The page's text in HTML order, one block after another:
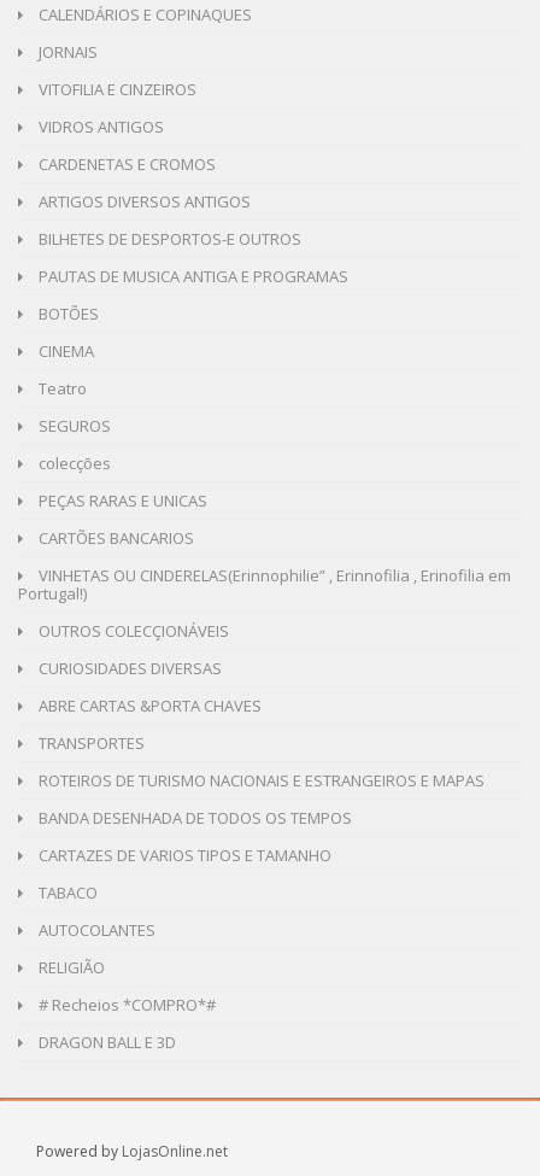
CALENDÁRIOS E COPINAQUES
JORNAIS
VITOFILIA E CINZEIROS
VIDROS ANTIGOS
CARDENETAS E CROMOS
ARTIGOS DIVERSOS ANTIGOS
BILHETES DE DESPORTOS-E OUTROS
PAUTAS DE MUSICA ANTIGA E PROGRAMAS
BOTÕES
CINEMA
Teatro
SEGUROS
colecções
PEÇAS RARAS E UNICAS
CARTÕES BANCARIOS
VINHETAS OU CINDERELAS(Erinnophilie” , Erinnofilia , Erinofilia em
Portugal!)
OUTROS COLECÇIONÁVEIS
CURIOSIDADES DIVERSAS
ABRE CARTAS &PORTA CHAVES
TRANSPORTES
ROTEIROS DE TURISMO NACIONAIS E ESTRANGEIROS E MAPAS
BANDA DESENHADA DE TODOS OS TEMPOS
CARTAZES DE VARIOS TIPOS E TAMANHO
TABACO
AUTOCOLANTES
RELIGIÃO
# Recheios *COMPRO*#
DRAGON BALL E 3D
Powered by LojasOnline.net